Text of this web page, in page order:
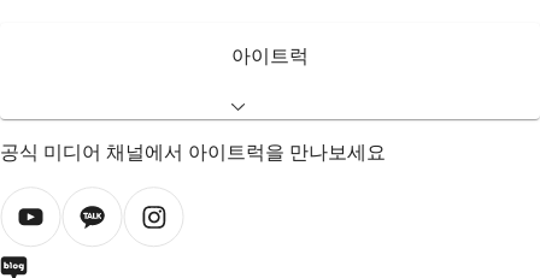
아이트럭
공식 미디어 채널에서 아이트럭을 만나보세요